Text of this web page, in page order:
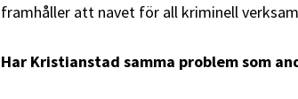
framhåller att navet för all kriminell
Har Kristianstad samma problem som